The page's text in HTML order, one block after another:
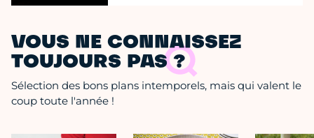
VOUS NE CONNAISSEZ
TOUJOURS PAS ?
Sélection des bons plans intemporels, mais qui valent le
coup toute l'année !